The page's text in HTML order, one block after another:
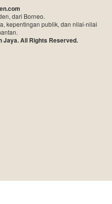
dari Borneo.
kepentingan publik, dan nilai-nilai
Jaya. All Rights Reserved.